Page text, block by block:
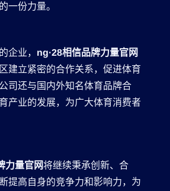
一份力量。
企业， ng·28相信品牌力量官网
建立紧密的合作关系，促进体育
司还与国内外知名体育品牌合
产业的发展，为广大体育消费者
力量官网将继续秉承创新、合
提高自身的竞争力和影响力，为